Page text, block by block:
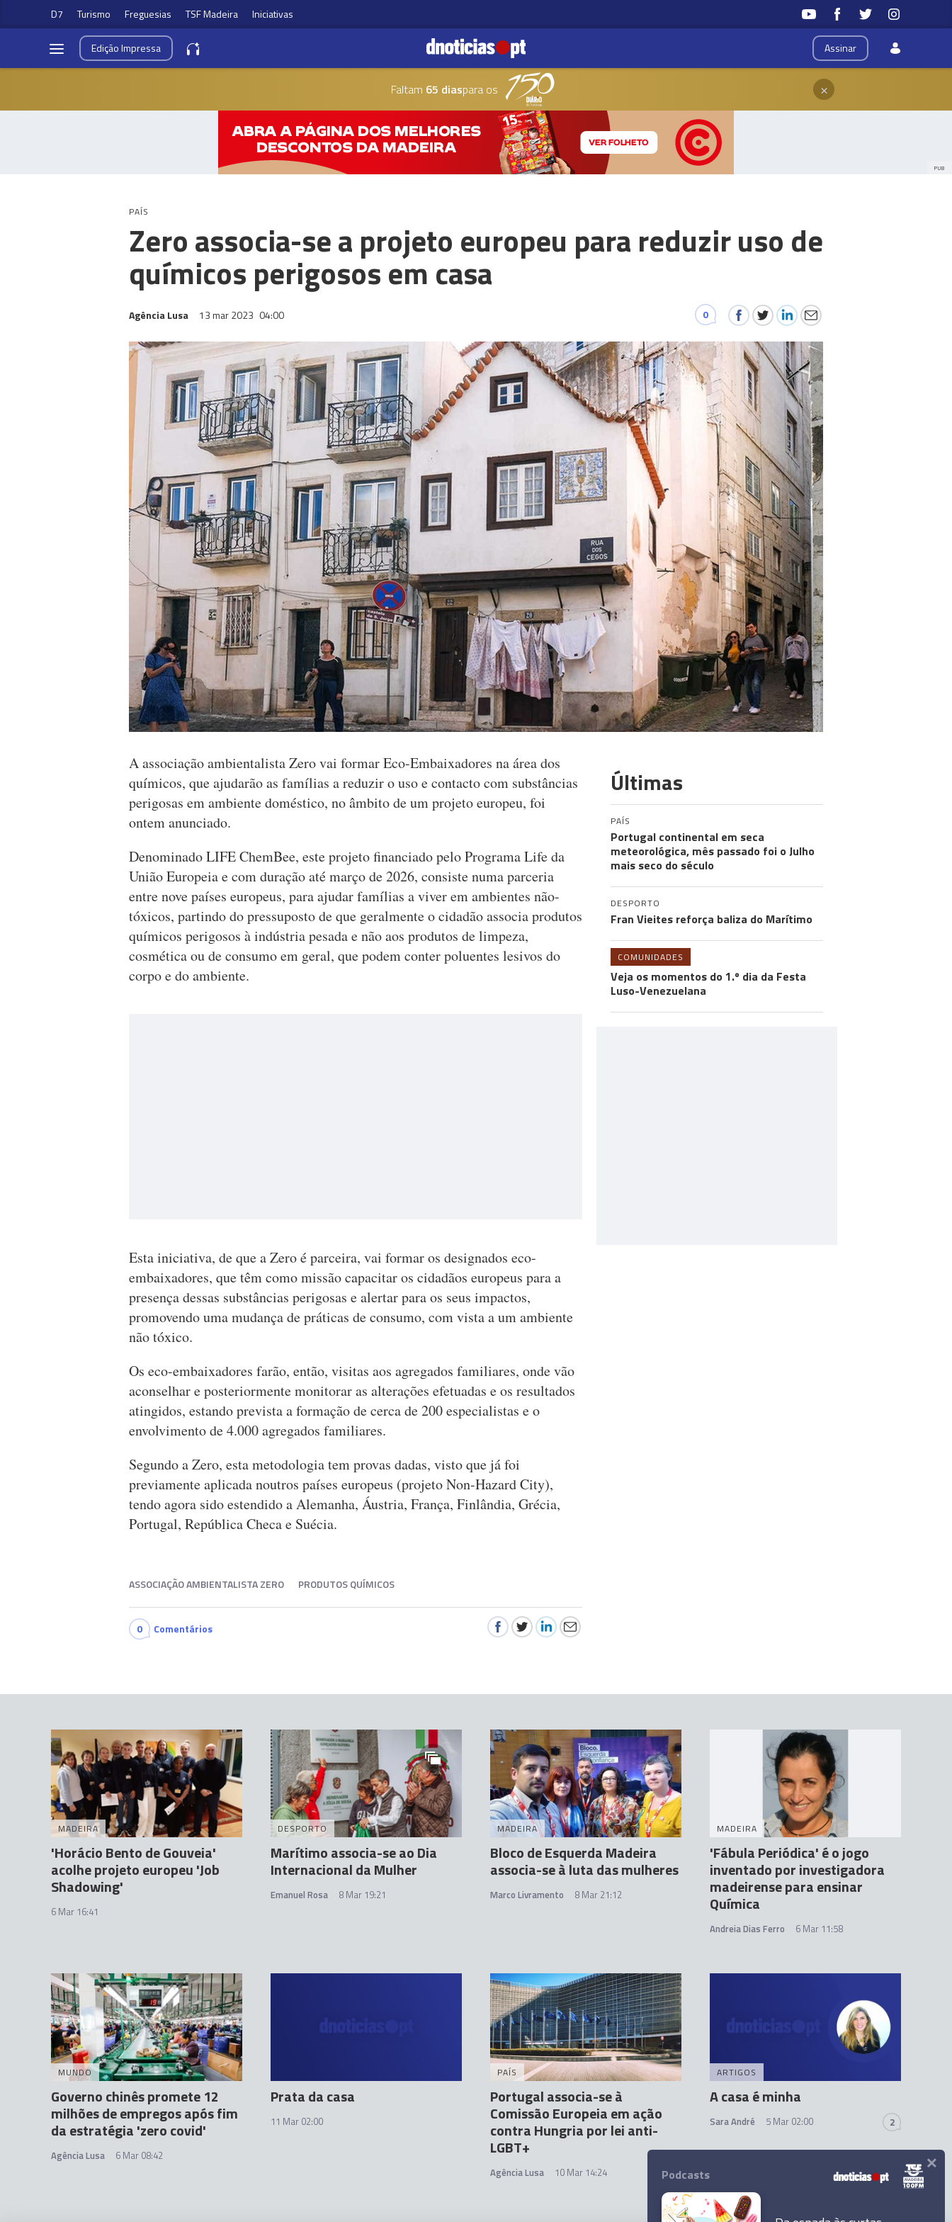
D7 Turismo Freguesias TSF Madeira Iniciativas
Assinar
EdiçãoImpressa
Faltam 65 diaspara os ×
PUB
PAÍS
Zero associa-se a projeto europeu para reduzir uso de
químicos perigosos em casa
Agência Lusa 13 mar 2023 04:00 0
A associação ambientalista Zero vai formar Eco-Embaixadores na área dos
químicos, que ajudarão as famílias a reduzir o uso e contacto com substâncias
perigosas em ambiente doméstico, no âmbito de um projeto europeu, foi
ontem anunciado.
Denominado LIFE ChemBee, este projeto financiado pelo Programa Life da
União Europeia e com duração até março de 2026, consiste numa parceria
entre nove países europeus, para ajudar famílias a viver em ambientes não-
tóxicos, partindo do pressuposto de que geralmente o cidadão associa produtos
químicos perigosos à indústria pesada e não aos produtos de limpeza,
cosmética ou de consumo em geral, que podem conter poluentes lesivos do
corpo e do ambiente.
Esta iniciativa, de que a Zero é parceira, vai formar os designados eco-
embaixadores, que têm como missão capacitar os cidadãos europeus para a
presença dessas substâncias perigosas e alertar para os seus impactos,
promovendo uma mudança de práticas de consumo, com vista a um ambiente
não tóxico.
Os eco-embaixadores farão, então, visitas aos agregados familiares, onde vão
aconselhar e posteriormente monitorar as alterações efetuadas e os resultados
atingidos, estando prevista a formação de cerca de 200 especialistas e o
envolvimento de 4.000 agregados familiares.
Segundo a Zero, esta metodologia tem provas dadas, visto que já foi
previamente aplicada noutros países europeus (projeto Non-Hazard City),
tendo agora sido estendido a Alemanha, Áustria, França, Finlândia, Grécia,
Portugal, República Checa e Suécia.
ASSOCIAÇÃO AMBIENTALISTA ZERO PRODUTOS QUÍMICOS
0 Comentários
Últimas
PAÍS
Portugal continental em seca
meteorológica, mês passado foi o Julho
mais seco do século
DESPORTO
Fran Vieites reforça baliza do Marítimo
COMUNIDADES
Veja os momentos do 1.º dia da Festa
Luso-Venezuelana
MADEIRA
'Horácio Bento de Gouveia'
acolhe projeto europeu 'Job
Shadowing'
6 Mar 16:41
DESPORTO
Marítimo associa-se ao Dia
Internacional da Mulher
Emanuel Rosa 8 Mar 19:21
MADEIRA
Bloco de Esquerda Madeira
associa-se à luta das mulheres
Marco Livramento 8 Mar 21:12
MADEIRA
'Fábula Periódica' é o jogo
inventado por investigadora
madeirense para ensinar
Química
Andreia Dias Ferro 6 Mar 11:58
MUNDO
Governo chinês promete 12
milhões de empregos após fim
da estratégia 'zero covid'
Agência Lusa 6 Mar 08:42
Prata da casa
11 Mar 02:00
PAÍS
Portugal associa-se à
Comissão Europeia em ação
contra Hungria por lei anti-
LGBT+
Agência Lusa 10 Mar 14:24
ARTIGOS
A casa é minha
Sara André 5 Mar 02:00 2
Podcasts ×